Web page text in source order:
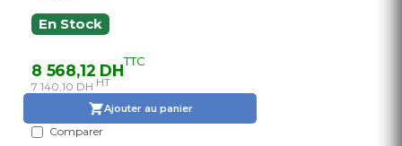
En Stock
8 568,12 DHTTC
7 140,10 DH HT
Ajouter au panier
Comparer